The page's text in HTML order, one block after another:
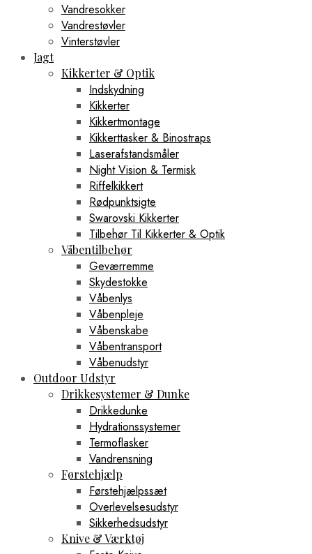
Vandresokker
Vandrestøvler
Vinterstøvler
Jagt
Kikkerter & Optik
Indskydning
Kikkerter
Kikkertmontage
Kikkerttasker & Binostraps
Laserafstandsmåler
Night Vision & Termisk
Riffelkikkert
Rødpunktsigte
Swarovski Kikkerter
Tilbehør Til Kikkerter & Optik
Våbentilbehør
Geværremme
Skydestokke
Våbenlys
Våbenpleje
Våbenskabe
Våbentransport
Våbenudstyr
Outdoor Udstyr
Drikkesystemer & Dunke
Drikkedunke
Hydrationssystemer
Termoflasker
Vandrensning
Førstehjælp
Førstehjælpssæt
Overlevelsesudstyr
Sikkerhedsudstyr
Knive & Værktøj